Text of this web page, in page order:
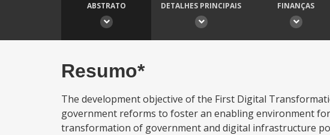
ABSTRATO DETALHES PRINCIPAIS FINANÇAS
Resumo*
The development objective of the First Digital
government reforms to foster an enabling environment
transformation of government and digital infrastructure